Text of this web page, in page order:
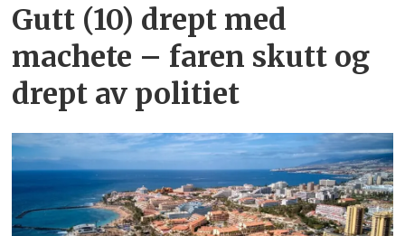
Gutt (10) drept med
machete – faren skutt og
drept av politiet